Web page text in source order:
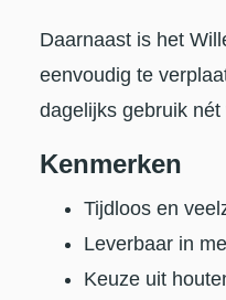
Daarnaast is het
eenvoudig te
dagelijks gebruik
Kenmerken
Tijdloos en
Leverbaar in
Keuze uit